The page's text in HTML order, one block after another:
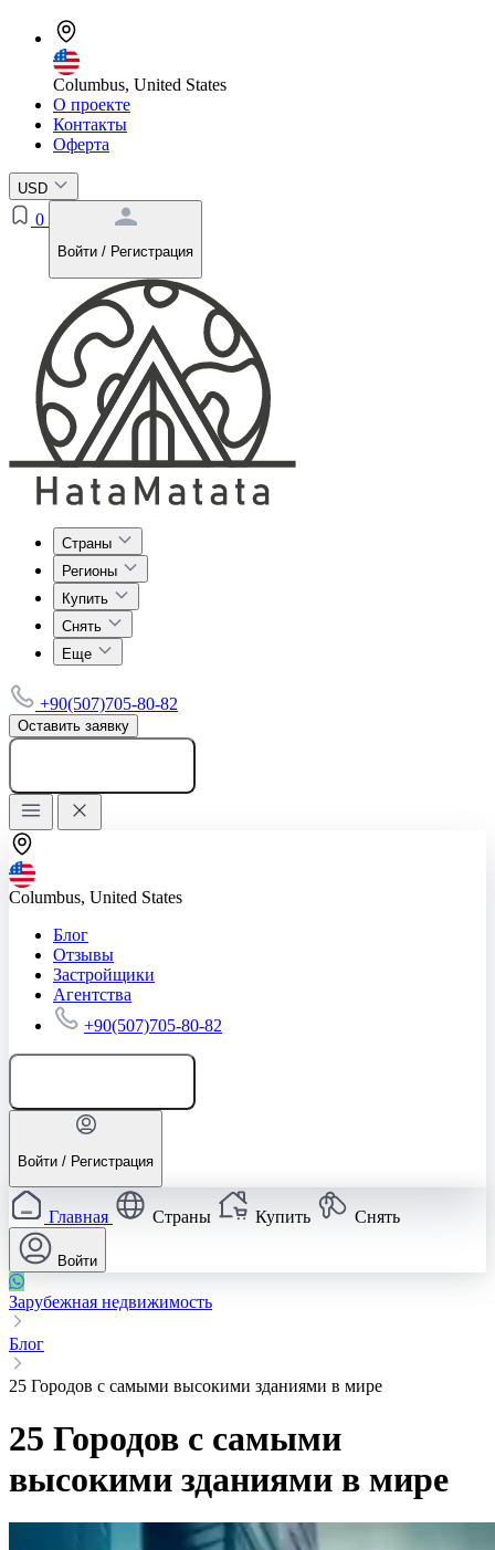
Columbus, United States
О проекте
Контакты
Оферта
USD
0
Войти / Регистрация
Страны
Регионы
Купить
Снять
Еще
+90(507)705-80-82
Оставить заявку
Columbus, United States
Блог
Отзывы
Застройщики
Агентства
+90(507)705-80-82
Войти / Регистрация
Главная Страны Купить Снять
Войти
Зарубежная недвижимость
Блог
25 Городов с самыми высокими зданиями в мире
25 Городов с самыми
высокими зданиями в мире